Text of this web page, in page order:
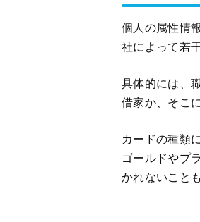
個人の属性情
社によって若
具体的には、
借家か、そこ
カードの種類
ゴールドやプ
かれないこと